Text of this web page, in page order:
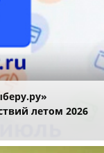
летом 2026